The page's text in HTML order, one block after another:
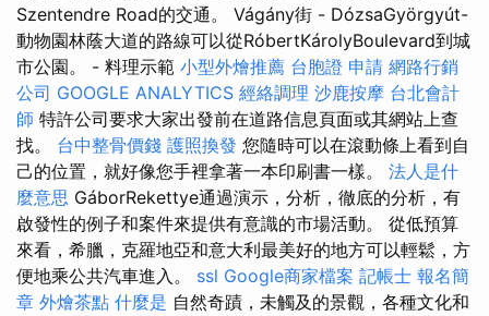
Szentendre Road的交通。 Vágány街 - DózsaGyörgyút-
動物園林蔭大道的路線可以從RóbertKárolyBoulevard到城
市公園。 - 料理示範 小型外燴推薦 台胞證 申請 網路行銷
公司 GOOGLE ANALYTICS 經絡調理 沙鹿按摩 台北會計
師 特許公司要求大家出發前在道路信息頁面或其網站上查
找。 台中整骨價錢 護照換發 您隨時可以在滾動條上看到自
己的位置，就好像您手裡拿著一本印刷書一樣。 法人是什
麼意思 GáborRekettye通過演示，分析，徹底的分析，有
啟發性的例子和案件來提供有意識的市場活動。 從低預算
來看，希臘，克羅地亞和意大利最美好的地方可以輕鬆，方
便地乘公共汽車進入。 ssl Google商家檔案 記帳士 報名簡
章 外燴茶點 什麼是 自然奇蹟，未觸及的景觀，各種文化和